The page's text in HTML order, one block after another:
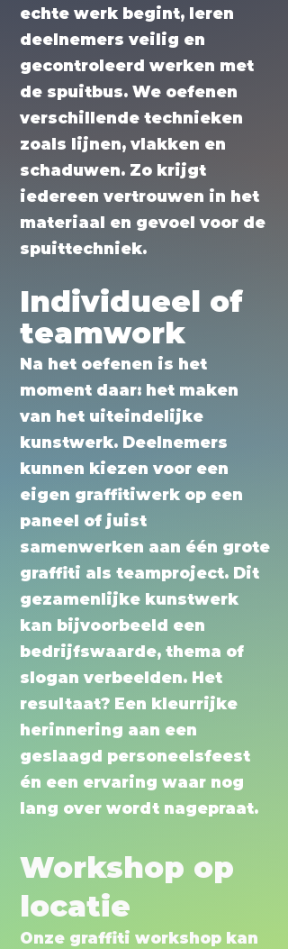
echte werk begint, leren
deelnemers veilig en
gecontroleerd werken met
de spuitbus. We oefenen
verschillende technieken
zoals lijnen, vlakken en
schaduwen. Zo krijgt
iedereen vertrouwen in het
materiaal en gevoel voor de
spuittechniek.
Individueel of
teamwork
Na het oefenen is het
moment daar: het maken
van het uiteindelijke
kunstwerk. Deelnemers
kunnen kiezen voor een
eigen graffitiwerk op een
paneel of juist
samenwerken aan één grote
graffiti als teamproject. Dit
gezamenlijke kunstwerk
kan bijvoorbeeld een
bedrijfswaarde, thema of
slogan verbeelden. Het
resultaat? Een kleurrijke
herinnering aan een
geslaagd personeelsfeest
én een ervaring waar nog
lang over wordt nagepraat.
Workshop op
locatie
Onze graffiti workshop kan